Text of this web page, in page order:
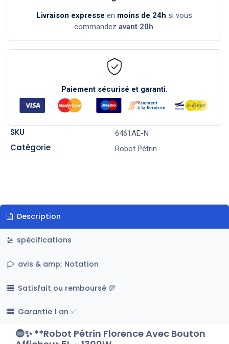
Livraison expresse en moins de 24h si vous
commandez avant 20h.
Paiement sécurisé et garanti.
SKU 6461AE-N
Catégorie Robot Pétrin
Description
spécifications
avis & amp; Notation
Satisfait ou remboursé 💯
Garantie 1 an ✅
🔵✨ **Robot Pétrin Florence Avec Bouton